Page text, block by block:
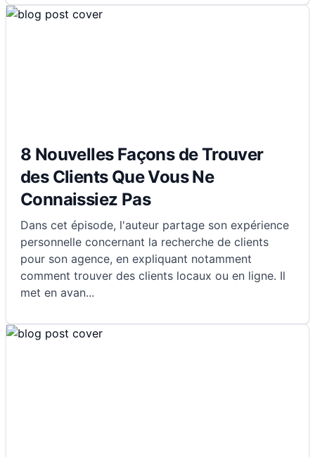
8 Nouvelles Façons de Trouver
des Clients Que Vous Ne
Connaissiez Pas
Dans cet épisode, l'auteur partage son expérience
personnelle concernant la recherche de clients
pour son agence, en expliquant notamment
comment trouver des clients locaux ou en ligne. Il
met en avan...